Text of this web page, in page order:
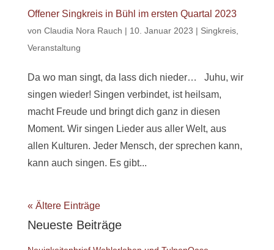
Offener Singkreis in Bühl im ersten Quartal 2023
von Claudia Nora Rauch | 10. Januar 2023 | Singkreis,
Veranstaltung
Da wo man singt, da lass dich nieder… Juhu, wir
singen wieder! Singen verbindet, ist heilsam,
macht Freude und bringt dich ganz in diesen
Moment. Wir singen Lieder aus aller Welt, aus
allen Kulturen. Jeder Mensch, der sprechen kann,
kann auch singen. Es gibt...
« Ältere Einträge
Neueste Beiträge